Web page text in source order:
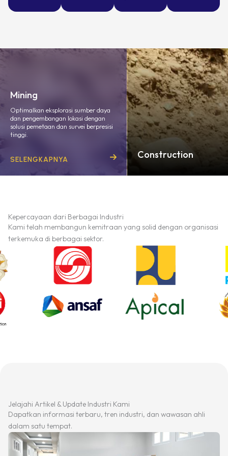
Mining
Optimalkan eksplorasi sumber daya
dan pengembangan lokasi dengan
solusi pemetaan dan survei berpresisi
tinggi.
SELENGKAPNYA Construction
untuk memastikan kelancaran
Kepercayaan dari Berbagai Industri
Kami telah membangun kemitraan yang solid dengan organisasi
terkemuka di berbagai sektor.
Jelajahi Artikel & Update Industri Kami
Dapatkan informasi terbaru, tren industri, dan wawasan ahli
dalam satu tempat.